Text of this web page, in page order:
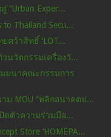
“Urban Exper...
to Thailand Secu...
คว้าสิทธิ์ ‘LOT...
นวัตกรรมเครื่องวั...
มนาคณะกรรมการ
ม MOU “พลิกอนาคตป...
ปิดตัวความร่วมมือ...
Store ‘HOMEPA...